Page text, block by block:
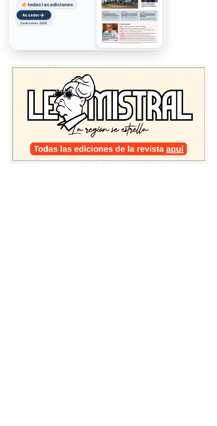
todas las ediciones
Acceder→
ediciones 2026